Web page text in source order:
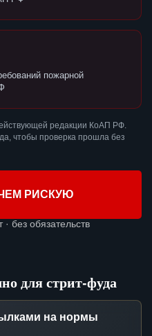
пожарной
редакции КоАП РФ.
чтобы проверка прошла без
РИСКУЮ
без обязательств
для стрит-фуда
на нормы